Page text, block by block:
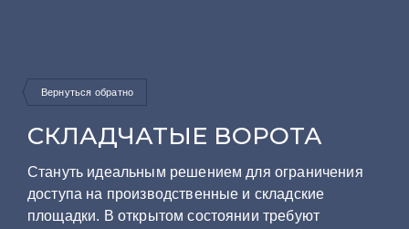
СКЛАДЧАТЫЕ ВОРОТА
Стануть идеальным решением для ограничения
доступа на производственные и складские
площадки. В открытом состоянии требуют